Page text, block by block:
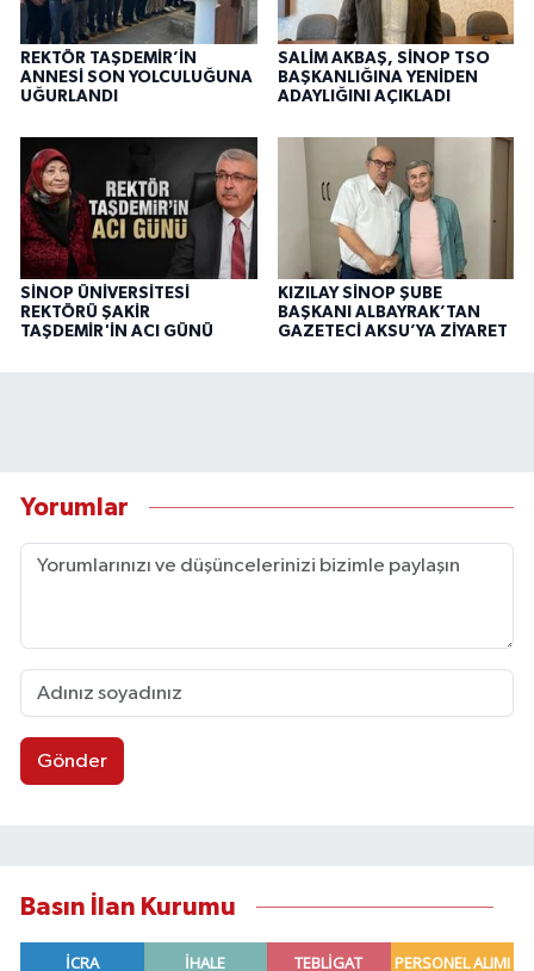
REKTÖR TAŞDEMİR’İN
ANNESİ SON YOLCULUĞUNA
UĞURLANDI
SALİM AKBAŞ, SİNOP TSO
BAŞKANLIĞINA YENİDEN
ADAYLIĞINI AÇIKLADI
SİNOP ÜNİVERSİTESİ
REKTÖRÜ ŞAKİR
TAŞDEMİR'İN ACI GÜNÜ
KIZILAY SİNOP ŞUBE
BAŞKANI ALBAYRAK’TAN
GAZETECİ AKSU’YA ZİYARET
Yorumlar
Gönder
Basın İlan Kurumu